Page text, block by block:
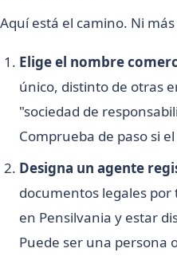
Aquí está el camino. Ni
Elige el nombre
único, distinto de otras
"sociedad de
Comprueba de paso si
Designa un agente
documentos legales por
en Pensilvania y estar
Puede ser una persona